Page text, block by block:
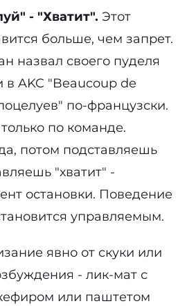
- "Хватит". Этот
больше, чем запрет.
назвал своего пуделя
в AKC "Beaucoup de
по-французски.
по команде.
потом подставляешь
"хватит" -
остановки. Поведение
управляемым.
явно от скуки или
- лик-мат с
или паштетом